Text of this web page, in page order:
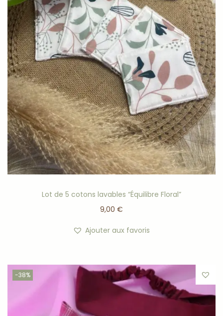
Lot de 5 cotons lavables “Équilibre Floral”
9,00 €
Ajouter aux favoris
-38%